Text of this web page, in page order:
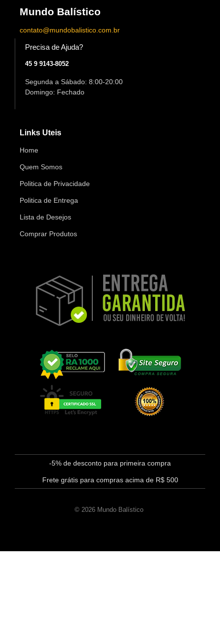
Mundo Balístico
contato@mundobalistico.com.br
Precisa de Ajuda?
45 9 9143-8052
Segunda a Sábado: 8:00-20:00
Domingo: Fechado
Links Uteis
Home
Quem Somos
Politica de Privacidade
Politica de Entrega
Lista de Desejos
Comprar Produtos
-5% de desconto para primeira compra
Frete grátis para compras acima de R$ 500
© 2026 Mundo Balístico